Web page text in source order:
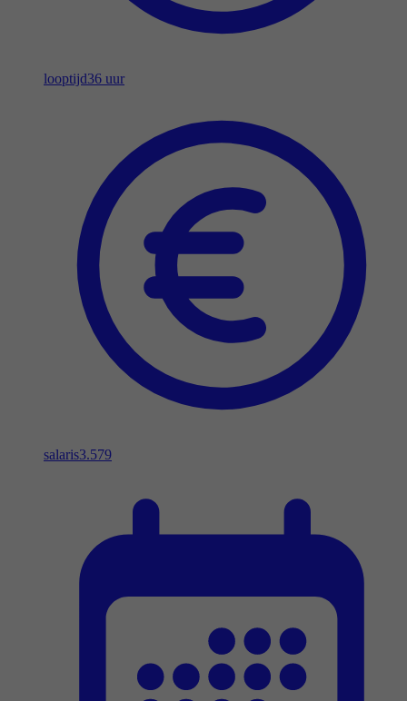
looptijd36 uur
salaris3.579